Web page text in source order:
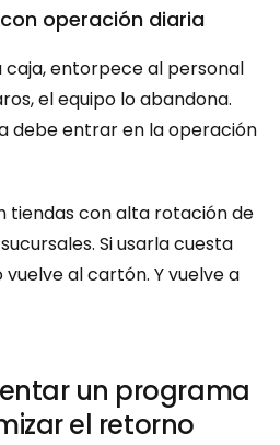
operación diaria
caja, entorpece al personal
el equipo lo abandona.
debe entrar en la operación
tiendas con alta rotación de
Si usarla cuesta
al cartón. Y vuelve a
un programa
el retorno